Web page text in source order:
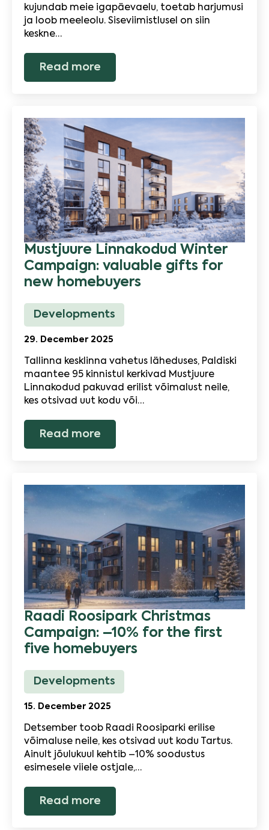
kujundab meie igapäevaelu, toetab harjumusi
ja loob meeleolu. Siseviimistlusel on siin
keskne…
Read more
Mustjuure Linnakodud Winter
Campaign: valuable gifts for
new homebuyers
29. December 2025
Developments
Tallinna kesklinna vahetus läheduses, Paldiski
maantee 95 kinnistul kerkivad Mustjuure
Linnakodud pakuvad erilist võimalust neile,
kes otsivad uut kodu või…
Read more
Raadi Roosipark Christmas
Campaign: –10% for the first
five homebuyers
15. December 2025
Developments
Detsember toob Raadi Roosiparki erilise
võimaluse neile, kes otsivad uut kodu Tartus.
Ainult jõulukuul kehtib –10% soodustus
esimesele viiele ostjale,…
Read more